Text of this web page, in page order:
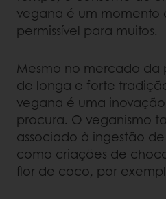
vegana é um momento
permissível para muitos.
Mesmo no mercado da
de longa e forte
vegana é uma
procura. O veganismo
associado à ingestão
como criações de
flor de coco, por